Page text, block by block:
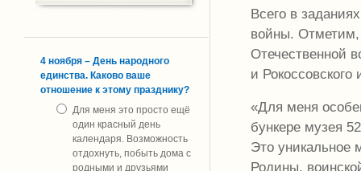
4 ноября – День народного
единства. Каково ваше
отношение к этому празднику?
Для меня это просто ещё
один красный день
календаря. Возможность
отдохнуть, побыть дома с
родными и друзьями
Всего в
войны. Отметим,
Отечественной
и
«Для меня
бункере музея
Это уникальное
Родины,